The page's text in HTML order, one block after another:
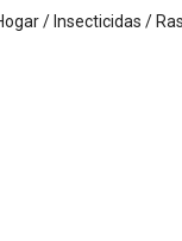
/ Insecticidas /